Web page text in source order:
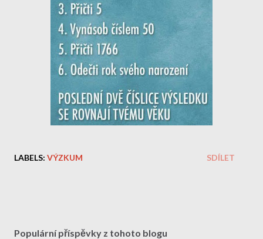
LABELS: VÝZKUM SDÍLET
Populární příspěvky z tohoto blogu